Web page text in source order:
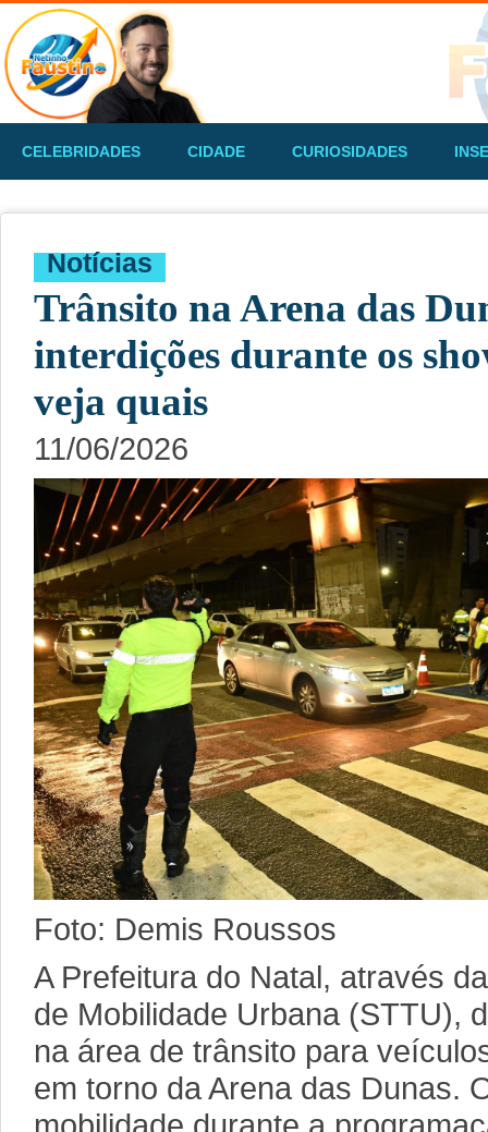
CELEBRIDADES CIDADE CURIOSIDADES
Notícias
Trânsito na Arena das
interdições durante os
veja quais
11/06/2026
Foto: Demis Roussos
A Prefeitura do Natal, através
de Mobilidade Urbana (STTU),
na área de trânsito para
em torno da Arena das Dunas.